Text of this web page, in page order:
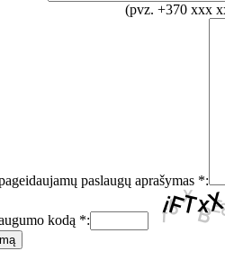
(pvz. +370 xxx
paslaugų aprašymas *:
kodą *: